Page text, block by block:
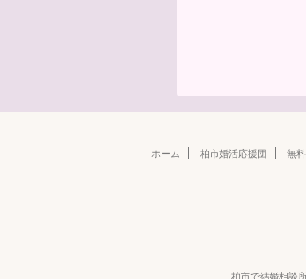
ホーム 柏市婚活応援団 無
柏市で結婚相談